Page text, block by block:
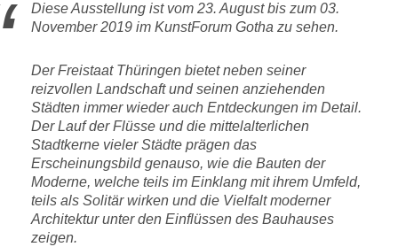
Diese Ausstellung ist vom 23. August bis zum 03.
November 2019 im KunstForum Gotha zu sehen.
Der Freistaat Thüringen bietet neben seiner
reizvollen Landschaft und seinen anziehenden
Städten immer wieder auch Entdeckungen im Detail.
Der Lauf der Flüsse und die mittelalterlichen
Stadtkerne vieler Städte prägen das
Erscheinungsbild genauso, wie die Bauten der
Moderne, welche teils im Einklang mit ihrem Umfeld,
teils als Solitär wirken und die Vielfalt moderner
Architektur unter den Einflüssen des Bauhauses
zeigen.